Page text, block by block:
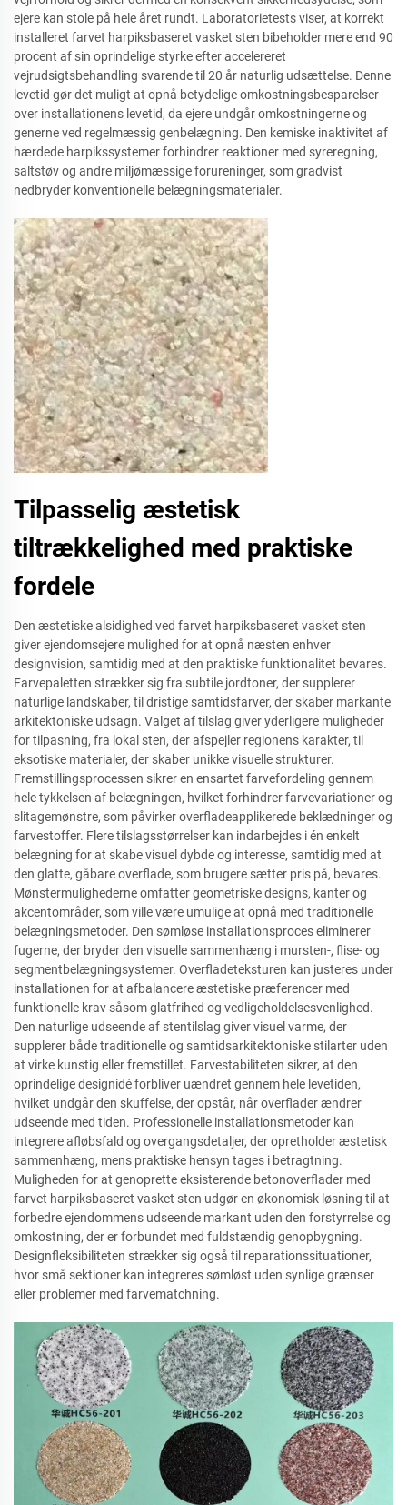
ejere kan stole på hele året rundt. Laboratorietests viser, at korrekt
installeret farvet harpiksbaseret vasket sten bibeholder mere end 90
procent af sin oprindelige styrke efter accelereret
vejrudsigtsbehandling svarende til 20 år naturlig udsættelse. Denne
levetid gør det muligt at opnå betydelige omkostningsbesparelser
over installationens levetid, da ejere undgår omkostningerne og
generne ved regelmæssig genbelægning. Den kemiske inaktivitet af
hærdede harpikssystemer forhindrer reaktioner med syreregning,
saltstøv og andre miljømæssige forureninger, som gradvist
nedbryder konventionelle belægningsmaterialer.
Tilpasselig æstetisk
tiltrækkelighed med praktiske
fordele
Den æstetiske alsidighed ved farvet harpiksbaseret vasket sten
giver ejendomsejere mulighed for at opnå næsten enhver
designvision, samtidig med at den praktiske funktionalitet bevares.
Farvepaletten strækker sig fra subtile jordtoner, der supplerer
naturlige landskaber, til dristige samtidsfarver, der skaber markante
arkitektoniske udsagn. Valget af tilslag giver yderligere muligheder
for tilpasning, fra lokal sten, der afspejler regionens karakter, til
eksotiske materialer, der skaber unikke visuelle strukturer.
Fremstillingsprocessen sikrer en ensartet farvefordeling gennem
hele tykkelsen af belægningen, hvilket forhindrer farvevariationer og
slitagemønstre, som påvirker overfladeapplikerede beklædninger og
farvestoffer. Flere tilslagsstørrelser kan indarbejdes i én enkelt
belægning for at skabe visuel dybde og interesse, samtidig med at
den glatte, gåbare overflade, som brugere sætter pris på, bevares.
Mønstermulighederne omfatter geometriske designs, kanter og
akcentområder, som ville være umulige at opnå med traditionelle
belægningsmetoder. Den sømløse installationsproces eliminerer
fugerne, der bryder den visuelle sammenhæng i mursten-, flise- og
segmentbelægningsystemer. Overfladeteksturen kan justeres under
installationen for at afbalancere æstetiske præferencer med
funktionelle krav såsom glatfrihed og vedligeholdelsesvenlighed.
Den naturlige udseende af stentilslag giver visuel varme, der
supplerer både traditionelle og samtidsarkitektoniske stilarter uden
at virke kunstig eller fremstillet. Farvestabiliteten sikrer, at den
oprindelige designidé forbliver uændret gennem hele levetiden,
hvilket undgår den skuffelse, der opstår, når overflader ændrer
udseende med tiden. Professionelle installationsmetoder kan
integrere afløbsfald og overgangsdetaljer, der opretholder æstetisk
sammenhæng, mens praktiske hensyn tages i betragtning.
Muligheden for at genoprette eksisterende betonoverflader med
farvet harpiksbaseret vasket sten udgør en økonomisk løsning til at
forbedre ejendommens udseende markant uden den forstyrrelse og
omkostning, der er forbundet med fuldstændig genopbygning.
Designfleksibiliteten strækker sig også til reparationssituationer,
hvor små sektioner kan integreres sømløst uden synlige grænser
eller problemer med farvematchning.